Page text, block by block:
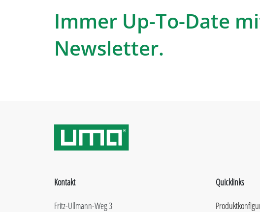
Immer Up-To-Date
Newsletter.
Kontakt
Fritz-Ullmann-Weg 3
Quicklinks